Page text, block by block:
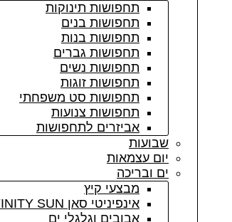
תחפושות תינוקות
תחפושות בנים
תחפושות בנות
תחפושות גברים
תחפושות נשים
תחפושות זוגות
תחפושות סט משפחתי
תחפושות צנועות
אביזרים לתחפושות
שבועות
יום עצמאות
ים ובריכה
מבצעי קיץ
אינפיניטי סאן INFINITY SUN
אבובים וגלגלי ים